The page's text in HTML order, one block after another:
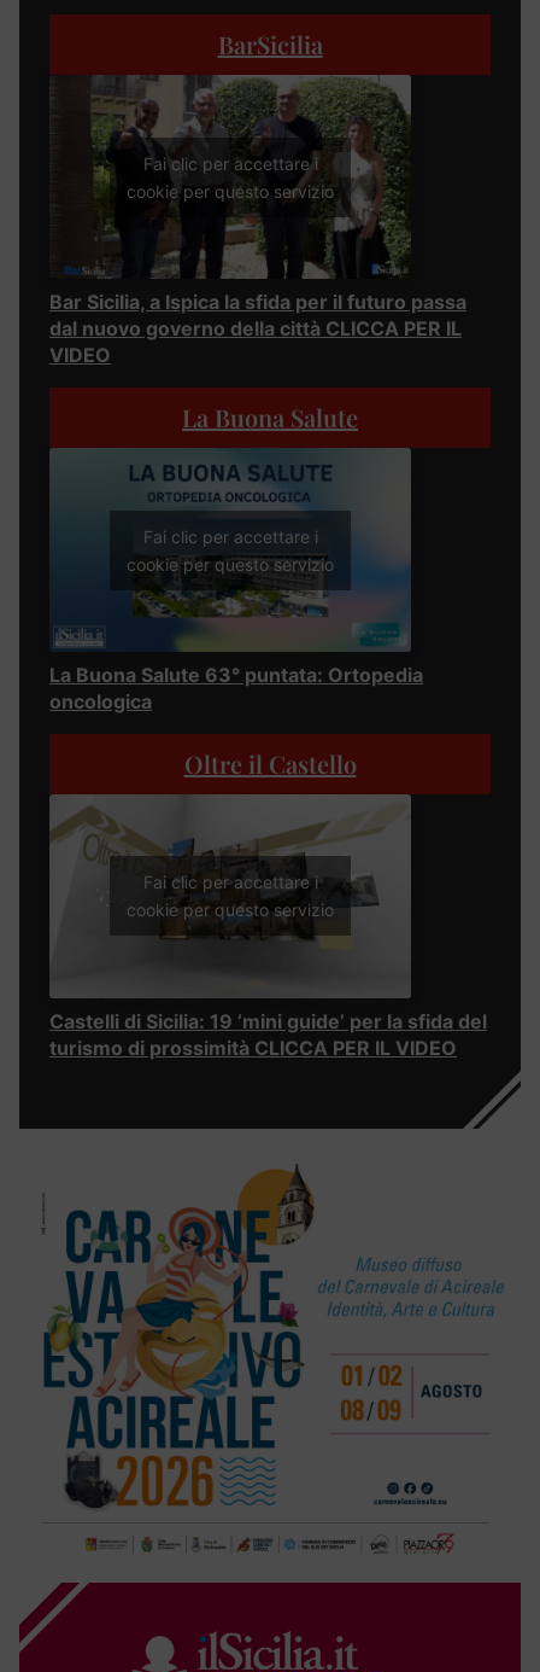
BarSicilia
Fai clic per accettare i
cookie per questo servizio
Bar Sicilia, a Ispica la sfida per il futuro passa
dal nuovo governo della città CLICCA PER IL
VIDEO
La Buona Salute
Fai clic per accettare i
cookie per questo servizio
La Buona Salute 63° puntata: Ortopedia
oncologica
Oltre il Castello
Fai clic per accettare i
cookie per questo servizio
Castelli di Sicilia: 19 ‘mini guide’ per la sfida del
turismo di prossimità CLICCA PER IL VIDEO